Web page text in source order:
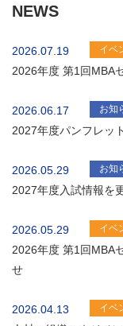
NEWS
2026.07.19 イベ
2026年度 第1回MBA
2026.06.17 お知
2027年度パンフレッ
2026.05.29 お知
2027年度入試情報を
2026.05.29 イベ
2026年度 第1回MBA
せ
2026.04.13 イベ